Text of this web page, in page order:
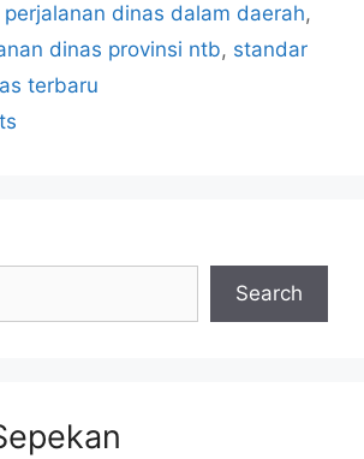
dinas dalam daerah,
dinas provinsi ntb, standar
terbaru
Search